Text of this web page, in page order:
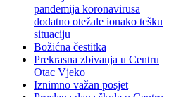
pandemija koronavirusa
dodatno otežale ionako tešku
situaciju
Božićna čestitka
Prekrasna zbivanja u Centru
Otac Vjeko
Iznimno važan posjet